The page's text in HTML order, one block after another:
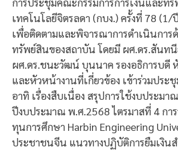
เทคโนโลยีจิตรลดา (กบง.) ครั้งที่ 78
เพื่อติดตามและพิจารณาการดำเนินการ
ทรัพย์สินของสถาบัน โดยมี ผศ.ดร.สันท
ผศ.ดร.ชนะวัฒน์ บุนนาค รองอธิการบดี
และหัวหน้างานที่เกี่ยวข้อง เข้าร่วมประ
อาทิ เรื่องสืบเนื่อง สรุปการใช้งบประมา
ปีงบประมาณ พ.ศ.2568 ไตรมาสที่ 4 การ
ทุนการศึกษา Harbin Engineering
ประชาชนจีน แนวทางปฏิบัติการยืมเงินส